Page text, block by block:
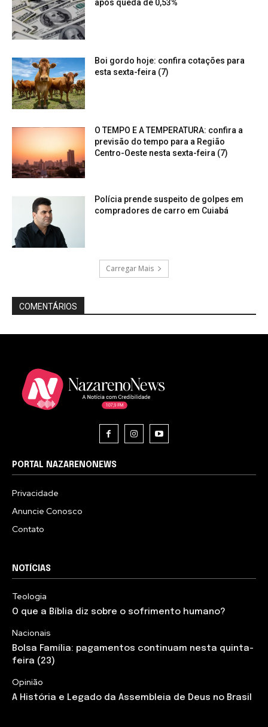
após queda de 0,53%
Boi gordo hoje: confira cotações para
esta sexta-feira (7)
O TEMPO E A TEMPERATURA: confira a
previsão do tempo para a Região
Centro-Oeste nesta sexta-feira (7)
Polícia prende suspeito de golpes em
compradores de carro em Cuiabá
Carregar Mais
COMENTÁRIOS
PORTAL NAZARENONEWS
Privacidade
Anuncie Conosco
Contato
NOTÍCIAS
Teologia
O que a Bíblia diz sobre o sofrimento humano?
Nacionais
Bolsa Família: pagamentos continuam nesta quinta-
feira (23)
Opinião
A História e Legado da Assembleia de Deus no Brasil